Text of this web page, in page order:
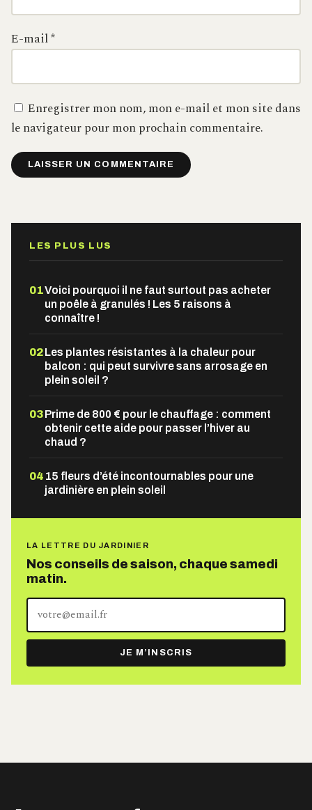
E-mail*
Enregistrer mon nom, mon e-mail et mon site dans
le navigateur pour mon prochain commentaire.
LES PLUS LUS
01Voici pourquoi il ne faut surtout pas acheter
un poêle à granulés ! Les 5 raisons à
connaître !
02Les plantes résistantes à la chaleur pour
balcon : qui peut survivre sans arrosage en
plein soleil ?
03Prime de 800 € pour le chauffage : comment
obtenir cette aide pour passer l’hiver au
chaud ?
04 15 fleurs d’été incontournables pour une
jardinière en plein soleil
LA LETTRE DU JARDINIER
Nos conseils de saison, chaque samedi
matin.
Votre
adresse
e-
mail
JE M’INSCRIS